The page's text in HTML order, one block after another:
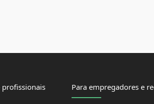
profissionais Para empregadores e